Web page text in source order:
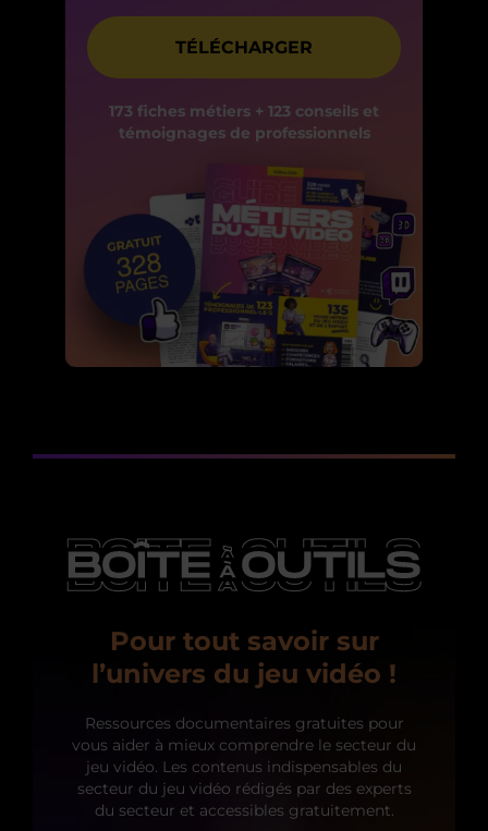
TÉLÉCHARGER
173 fiches métiers + 123 conseils et
témoignages de professionnels
Pour tout savoir sur
l’univers du jeu vidéo !
Ressources documentaires gratuites pour
vous aider à mieux comprendre le secteur du
jeu vidéo. Les contenus indispensables du
secteur du jeu vidéo rédigés par des experts
du secteur et accessibles gratuitement.